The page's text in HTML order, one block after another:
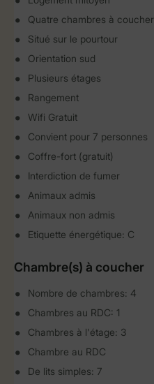
Quatre chambres à coucher
Situé sur le pourtour
Orientation sud
Plusieurs étages
Rangement
Wifi Gratuit
Convient pour 7 personnes
Coffre-fort (gratuit)
Interdiction de fumer
Animaux admis
Animaux non admis
Etiquette énergétique: C
Chambre(s) à coucher
Nombre de chambres: 4
Chambres au RDC: 1
Chambres à l'étage: 3
Chambre au RDC
De lits simples: 7